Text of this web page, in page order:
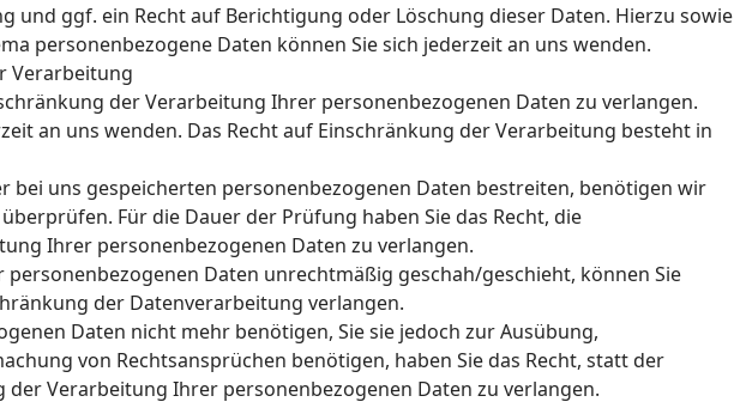
und ggf. ein Recht auf Berichtigung oder Löschung dieser Daten. Hierzu sowie
personenbezogene Daten können Sie sich jederzeit an uns wenden.
Verarbeitung
der Verarbeitung Ihrer personenbezogenen Daten zu verlangen.
an uns wenden. Das Recht auf Einschränkung der Verarbeitung besteht in
bei uns gespeicherten personenbezogenen Daten bestreiten, benötigen wir
Für die Dauer der Prüfung haben Sie das Recht, die
Ihrer personenbezogenen Daten zu verlangen.
Daten unrechtmäßig geschah/geschieht, können Sie
der Datenverarbeitung verlangen.
Daten nicht mehr benötigen, Sie sie jedoch zur Ausübung,
von Rechtsansprüchen benötigen, haben Sie das Recht, statt der
der Verarbeitung Ihrer personenbezogenen Daten zu verlangen.